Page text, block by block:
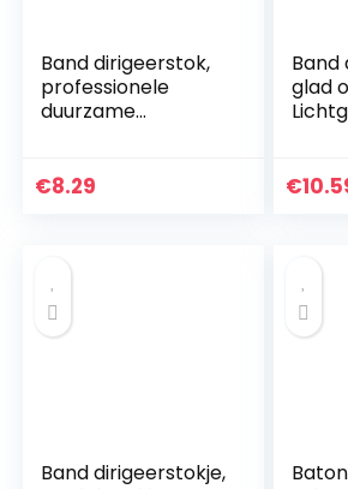
Band dirigeerstok,
professionele
duurzame
Uitstekende
€8.29
Band
glad
€
Band dirigeerstokje,